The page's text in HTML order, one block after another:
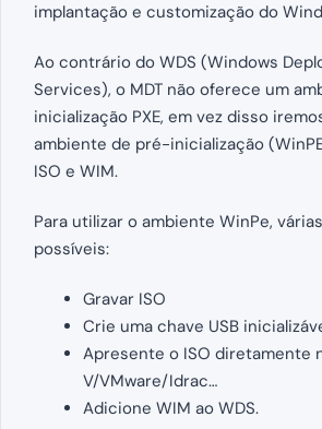
implantação e customização do
Ao contrário do WDS (Windows
Services), o MDT não oferece um
inicialização PXE, em vez disso
ambiente de pré-inicialização
ISO e WIM.
Para utilizar o ambiente WinPe,
possíveis:
Gravar ISO
Crie uma chave USB
Apresente o ISO diretamente
V/VMware/Idrac…
Adicione WIM ao WDS.